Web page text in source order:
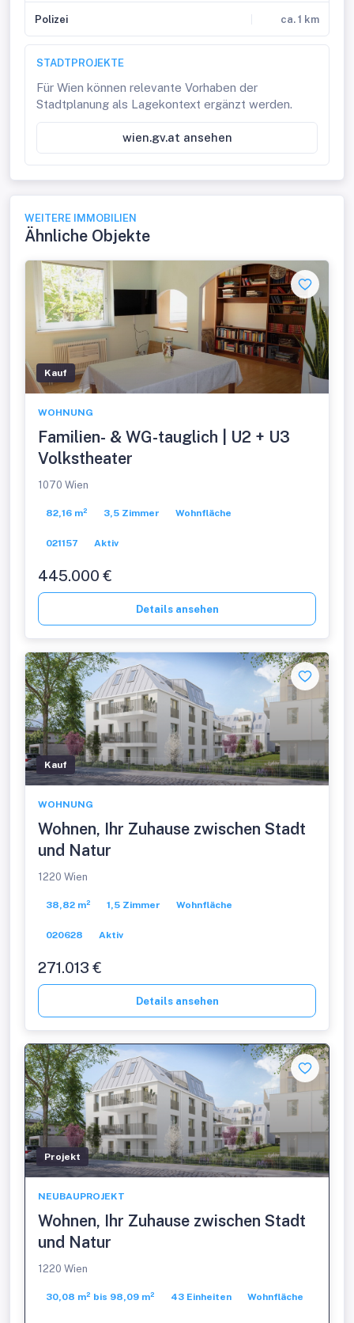
Polizei ca. 1 km
STADTPROJEKTE
Für Wien können relevante Vorhaben der
Stadtplanung als Lagekontext ergänzt werden.
wien.gv.at ansehen
WEITERE IMMOBILIEN
Ähnliche Objekte
Kauf
WOHNUNG
Familien- & WG-tauglich | U2 + U3
Volkstheater
1070 Wien
82,16 m² 3,5 Zimmer Wohnfläche
021157 Aktiv
445.000 €
Details ansehen
Kauf
WOHNUNG
Wohnen, Ihr Zuhause zwischen Stadt
und Natur
1220 Wien
38,82 m² 1,5 Zimmer Wohnfläche
020628 Aktiv
271.013 €
Details ansehen
Projekt
NEUBAUPROJEKT
Wohnen, Ihr Zuhause zwischen Stadt
und Natur
1220 Wien
30,08 m² bis 98,09 m² 43 Einheiten Wohnfläche